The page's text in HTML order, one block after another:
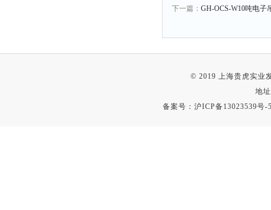
下一篇： GH-OCS-W10吨电子
© 2019 上海贵虎实业
地
备案号：沪ICP备13023539号-